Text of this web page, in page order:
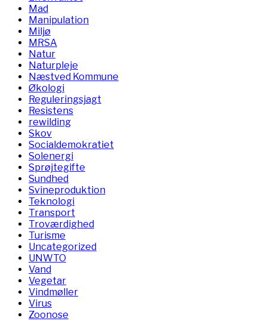
Mad
Manipulation
Miljø
MRSA
Natur
Naturpleje
Næstved Kommune
Økologi
Reguleringsjagt
Resistens
rewilding
Skov
Socialdemokratiet
Solenergi
Sprøjtegifte
Sundhed
Svineproduktion
Teknologi
Transport
Troværdighed
Turisme
Uncategorized
UNWTO
Vand
Vegetar
Vindmøller
Virus
Zoonose